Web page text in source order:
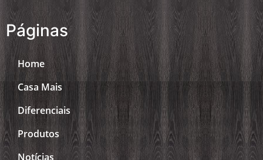
Páginas
Home
Casa Mais
Diferenciais
Produtos
Notícias